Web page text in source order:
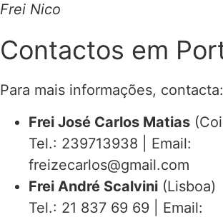
Frei Nico
Contactos em
Para mais informações, contacta:
Frei José Carlos Matias
Tel.: 239713938 | Email:
freizecarlos@gmail.com
Frei André Scalvini (Lisboa)
Tel.: 21 837 69 69 | Email: